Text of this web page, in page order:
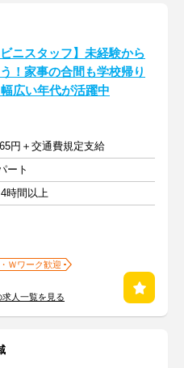
ビニスタッフ】未経験から
！家事の合間も学校帰り
広い年代が活躍中
円＋交通費規定支給
ート
時間以上
Ｗワーク歓迎
人一覧を見る